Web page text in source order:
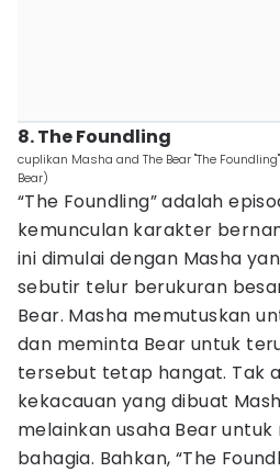
8. The Foundling
cuplikan Masha and The Bear "The
Bear)
“The Foundling” adalah
kemunculan karakter
ini dimulai dengan Masha
sebutir telur berukuran
Bear. Masha memutuskan
dan meminta Bear untuk
tersebut tetap hangat. Tak
kekacauan yang dibuat
melainkan usaha Bear
bahagia. Bahkan, “The